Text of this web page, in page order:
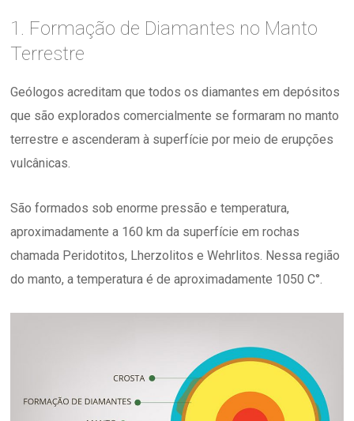
1. Formação de Diamantes no Manto
Terrestre
Geólogos acreditam que todos os diamantes em depósitos
que são explorados comercialmente se formaram no manto
terrestre e ascenderam à superfície por meio de erupções
vulcânicas.
São formados sob enorme pressão e temperatura,
aproximadamente a 160 km da superfície em rochas
chamada Peridotitos, Lherzolitos e Wehrlitos. Nessa região
do manto, a temperatura é de aproximadamente 1050 C°.